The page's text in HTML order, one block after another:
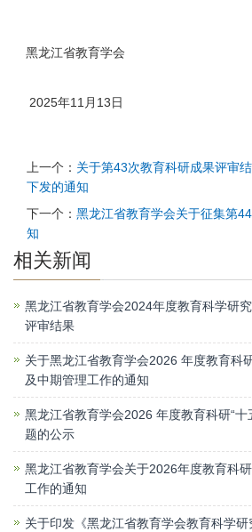
黑龙江省教育学会
2025年11月13日
上一个： 关于第43次教育科研成果评审
下发的通知
下一个： 黑龙江省教育学会关于征集第
知
相关新闻
黑龙江省教育学会2024年度教育科学研
评审结果
关于黑龙江省教育学会2026 年度教育科
及中期管理工作的通知
黑龙江省教育学会2026 年度教育科研“十
题的公示
黑龙江省教育学会关于2026年度教育科
工作的通知
关于印发《黑龙江省教育学会教育科学研